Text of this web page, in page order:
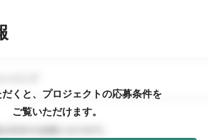
くと、プロジェクトの応募条件を
ご覧いただけます。